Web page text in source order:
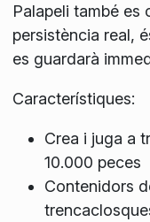
Palapeli també es
persistència real,
es guardarà
Característiques:
Crea i juga a
10.000 peces
Contenidors